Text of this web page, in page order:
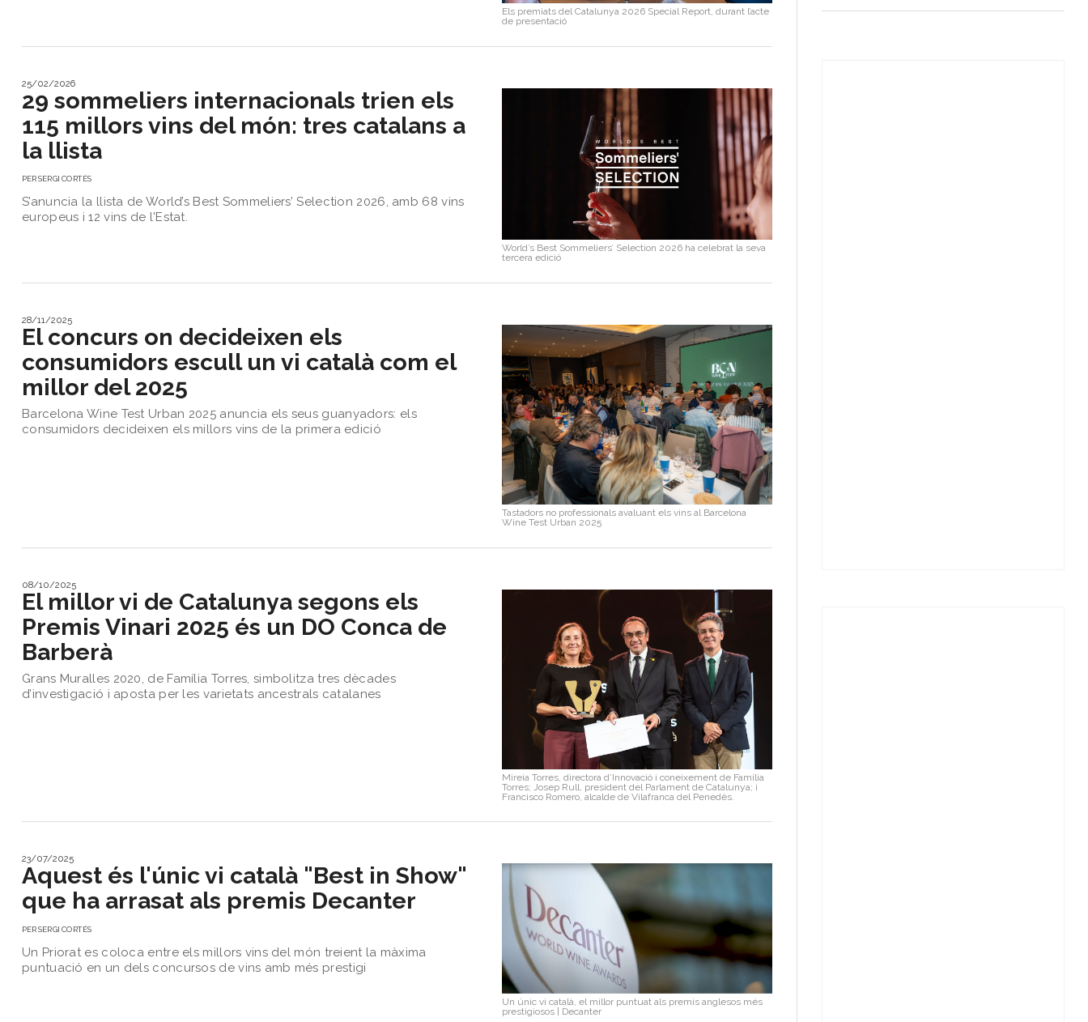
i
Receptes
de
cuina
Vídeos
Gastronomia
Opinió
Espai
Nutrició
Els premiats del Catalunya 2026 Special Report, durant l’acte
de presentació
25/02/2026
World’s Best Sommeliers’ Selection 2026 ha celebrat la seva
tercera edició
29 sommeliers internacionals trien els
115 millors vins del món: tres catalans a
la llista
PERSERGI CORTÉS
S’anuncia la llista de World’s Best Sommeliers’ Selection 2026, amb 68 vins
europeus i 12 vins de l'Estat.
28/11/2025
Tastadors no professionals avaluant els vins al Barcelona
Wine Test Urban 2025
El concurs on decideixen els
consumidors escull un vi català com el
millor del 2025
Barcelona Wine Test Urban 2025 anuncia els seus guanyadors: els
consumidors decideixen els millors vins de la primera edició
08/10/2025
Mireia Torres, directora d’Innovació i coneixement de Família
Torres; Josep Rull, president del Parlament de Catalunya; i
Francisco Romero, alcalde de Vilafranca del Penedès.
El millor vi de Catalunya segons els
Premis Vinari 2025 és un DO Conca de
Barberà
​Grans Muralles 2020, de Família Torres, simbolitza tres dècades
d’investigació i aposta per les varietats ancestrals catalanes
23/07/2025
Un únic vi català, el millor puntuat als premis anglesos més
prestigiosos
Decanter
Aquest és l'únic vi català "Best in Show"
que ha arrasat als premis Decanter
PERSERGI CORTÉS
Un Priorat es coloca entre els millors vins del món treient la màxima
puntuació en un dels concursos de vins amb més prestigi